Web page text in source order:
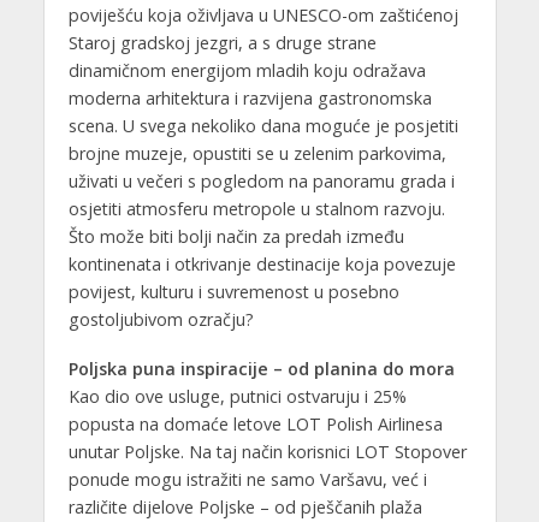
poviješću koja oživljava u UNESCO-om zaštićenoj
Staroj gradskoj jezgri, a s druge strane
dinamičnom energijom mladih koju odražava
moderna arhitektura i razvijena gastronomska
scena. U svega nekoliko dana moguće je posjetiti
brojne muzeje, opustiti se u zelenim parkovima,
uživati u večeri s pogledom na panoramu grada i
osjetiti atmosferu metropole u stalnom razvoju.
Što može biti bolji način za predah između
kontinenata i otkrivanje destinacije koja povezuje
povijest, kulturu i suvremenost u posebno
gostoljubivom ozračju?
Poljska puna inspiracije – od planina do mora
Kao dio ove usluge, putnici ostvaruju i 25%
popusta na domaće letove LOT Polish Airlinesa
unutar Poljske. Na taj način korisnici LOT Stopover
ponude mogu istražiti ne samo Varšavu, već i
različite dijelove Poljske – od pješčanih plaža